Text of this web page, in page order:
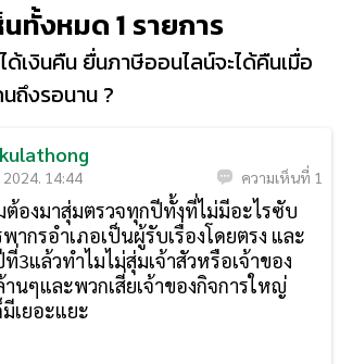
ทั้งหมด 1 รายการ
เงินคืน ยื่นภาษีออนไลน์จะได้คืนเมื่อ
ถึงรอนาน ?
2024. 14:44 ความเห็นที่ 1
องมาสุ่มตรวจทุกปีทั้งที่ไม่มีอะไรซับ
ากรอำเภอเป็นผู้รับเรื่องโดยตรง​ และ
3แล้วทำไมไม่สุ่มเจ้าสัวหรือเจ้าของ
านๆและพวกเสี่ยเจ้าของกิจการใหญ่
เยอะแยะ